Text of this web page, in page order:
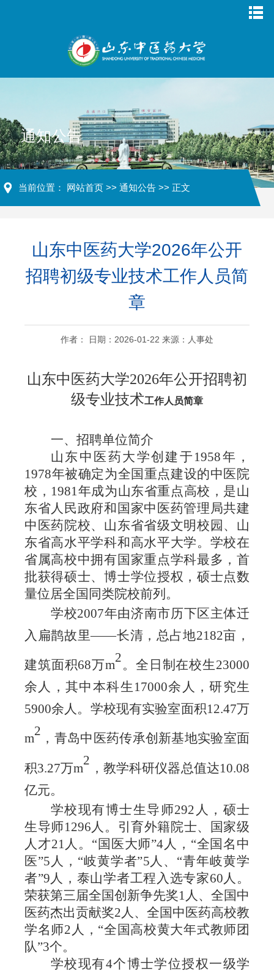
通知公告
当前位置： 网站首页 >> 通知公告 >> 正文
山东中医药大学2026年公开
招聘初级专业技术工作人员简
章
作者： 日期：2026-01-22 来源：人事处
山东中医药大学2026年公开招聘初
级专业技术工作人员简章
一、招聘单位简介
山东中医药大学创建于 1958年，
1978年被确定为全国重点建设的中医院
校， 1981年成为山东省重点高校，是山
东省人民政府和国家中医药管理局共建
中医药院校、山东省省级文明校园、山
东省高水平学科和高水平大学。学校在
省属高校中拥有国家重点学科最多，首
批获得硕士、博士学位授权，硕士点数
量位居全国同类院校前列。
学校2007年由济南市历下区主体迁
入扁鹊故里——长清，总占地2182亩，
建筑面积68万m
2
。全日制在校生23000
余人，其中本科生 17000余人，研究生
5900余人。学校现有实验室面积12.47万
m
2
，青岛中医药传承创新基地实验室面
积3.27万m
2
，教学科研仪器总值达10.08
亿元。
学校现有博士生导师292 人，硕士
生导师1296人。引育外籍院士、国家级
人才21人。 “国医大师”4人， “全国名中
医”5 人， “岐黄学者”5人、 “青年岐黄学
者”9人，泰山学者工程入选专家60人。
荣获第三届全国创新争先奖1人、全国中
医药杰出贡献奖2人、全国中医药高校教
学名师2 人， “全国高校黄大年式教师团
队”3个。
学校现有4个博士学位授权一级学